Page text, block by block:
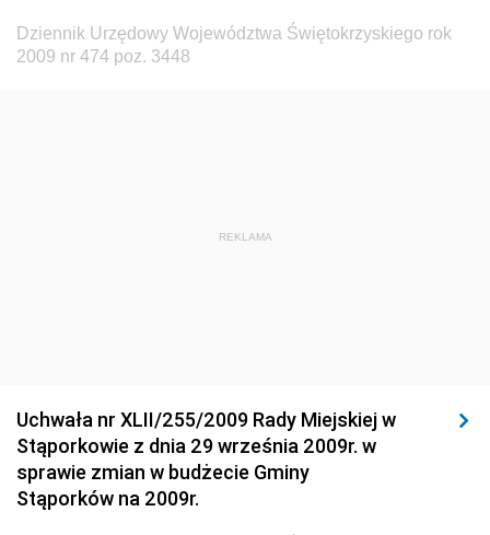
Dziennik Urzędowy Ministra Administracji i Cyfryzacji
Dziennik Urzędowy Głównego Inspektora Ochrony
Dziennik Urzędowy Ministra Budownictwa i Przemysłu
Środowiska
Dziennik Urzędowy Ministerstwa Administracji,
Gospodarki Terenowej i Ochrony Środowiska
Dziennik Urzędowy Województwa Świętokrzyskiego rok
2009 nr 474 poz. 3448
REKLAMA
Uchwała nr XLII/255/2009 Rady Miejskiej w
Stąporkowie z dnia 29 września 2009r. w
sprawie zmian w budżecie Gminy
Stąporków na 2009r.